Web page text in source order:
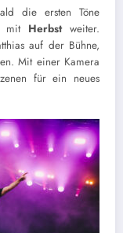
die ersten Töne
mit Herbstweiter.
auf der Bühne,
Mit einer Kamera
für ein neues